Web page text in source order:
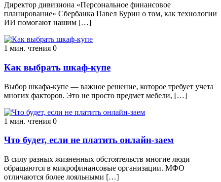
Директор дивизиона «Персональное финансовое
планирование» Сбербанка Павел Бурин о том, как технологии
ИИ помогают нашим […]
1 мин. чтения 0
Как выбрать шкаф-купе
Выбор шкафа-купе — важное решение, которое требует учета
многих факторов. Это не просто предмет мебели, […]
1 мин. чтения 0
Что будет, если не платить онлайн-заем
В силу разных жизненных обстоятельств многие люди
обращаются в микрофинансовые организации. МФО
отличаются более лояльными […]